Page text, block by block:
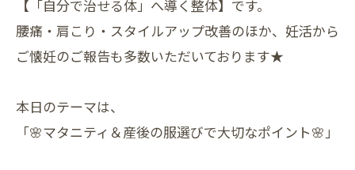
【「自分で治せる体」へ導く整体】です。
腰痛・肩こり・スタイルアップ改善のほか、妊活から
ご懐妊のご報告も多数いただいております★
本日のテーマは、
「🌸マタニティ＆産後の服選びで大切なポイント🌸」